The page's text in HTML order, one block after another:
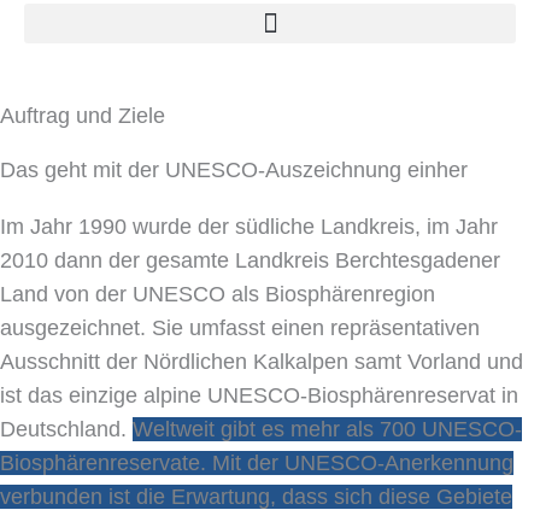
Auftrag und Ziele
Das geht mit der UNESCO-Auszeichnung einher
Im Jahr 1990 wurde der südliche Landkreis, im Jahr
2010 dann der gesamte Landkreis Berchtesgadener
Land von der UNESCO als Biosphärenregion
ausgezeichnet. Sie umfasst einen repräsentativen
Ausschnitt der Nördlichen Kalkalpen samt Vorland und
ist das einzige alpine UNESCO-Biosphärenreservat in
Deutschland. Weltweit gibt es mehr als 700 UNESCO-
Biosphärenreservate. Mit der UNESCO-Anerkennung
verbunden ist die Erwartung, dass sich diese Gebiete